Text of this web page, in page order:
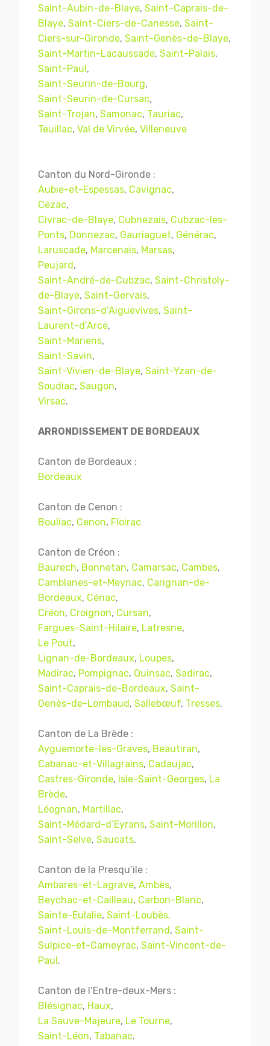
Saint-Aubin-de-Blaye, Saint-Caprais-de-
Blaye, Saint-Ciers-de-Canesse, Saint-
Ciers-sur-Gironde, Saint-Genès-de-Blaye,
Saint-Martin-Lacaussade, Saint-Palais,
Saint-Paul ,
Saint-Seurin-de-Bourg,
Saint-Seurin-de-Cursac,
Saint-Trojan, Samonac, Tauriac,
Teuillac, Val de Virvée, Villeneuve
Canton du Nord-Gironde :
Aubie-et-Espessas, Cavignac,
Cézac,
Civrac-de-Blaye, Cubnezais, Cubzac-les-
Ponts, Donnezac, Gauriaguet, Générac,
Laruscade, Marcenais, Marsas,
Peujard ,
Saint-André-de-Cubzac, Saint-Christoly-
de-Blaye, Saint-Gervais,
Saint-Girons-d’Aiguevives, Saint-
Laurent-d’Arce,
Saint-Mariens,
Saint-Savin,
Saint-Vivien-de-Blaye, Saint-Yzan-de-
Soudiac, Saugon,
Virsac.
ARRONDISSEMENT DE BORDEAUX
Canton de Bordeaux :
Bordeaux
Canton de Cenon :
Bouliac, Cenon, Floirac
Canton de Créon :
Baurech, Bonnetan, Camarsac, Cambes,
Camblanes-et-Meynac, Carignan-de-
Bordeaux, Cénac,
Créon, Croignon, Cursan,
Fargues-Saint-Hilaire, Latresne,
Le Pout,
Lignan-de-Bordeaux, Loupes,
Madirac, Pompignac, Quinsac, Sadirac,
Saint-Caprais-de-Bordeaux, Saint-
Genès-de-Lombaud , Sallebœuf, Tresses.
Canton de La Brède :
Ayguemorte-les-Graves, Beautiran,
Cabanac-et-Villagrains, Cadaujac,
Castres-Gironde, Isle-Saint-Georges, La
Brède,
Léognan, Martillac,
Saint-Médard-d’Eyrans, Saint-Morillon,
Saint-Selve, Saucats.
Canton de la Presqu’ile :
Ambares-et-Lagrave, Ambès,
Beychac-et-Cailleau, Carbon-Blanc,
Sainte-Eulalie, Saint-Loubès,
Saint-Louis-de-Montferrand , Saint-
Sulpice-et-Cameyrac, Saint-Vincent-de-
Paul .
Canton de l’Entre-deux-Mers :
Blésignac, Haux,
La Sauve-Majeure, Le Tourne,
Saint-Léon, Tabanac.